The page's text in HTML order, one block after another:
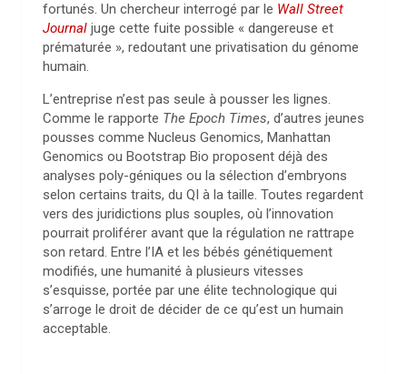
fortunés. Un chercheur interrogé par le Wall Street
Journal juge cette fuite possible « dangereuse et
prématurée », redoutant une privatisation du génome
humain.
L’entreprise n’est pas seule à pousser les lignes.
Comme le rapporte The Epoch Times, d’autres jeunes
pousses comme Nucleus Genomics, Manhattan
Genomics ou Bootstrap Bio proposent déjà des
analyses poly-géniques ou la sélection d’embryons
selon certains traits, du QI à la taille. Toutes regardent
vers des juridictions plus souples, où l’innovation
pourrait proliférer avant que la régulation ne rattrape
son retard. Entre l’IA et les bébés génétiquement
modifiés, une humanité à plusieurs vitesses
s’esquisse, portée par une élite technologique qui
s’arroge le droit de décider de ce qu’est un humain
acceptable.